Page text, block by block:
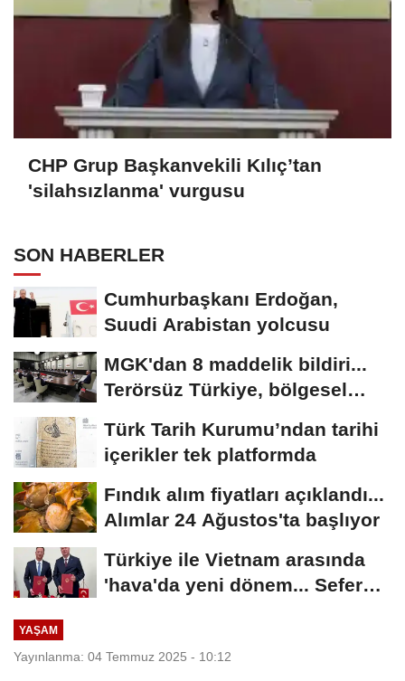
CHP Grup Başkanvekili Kılıç’tan
'silahsızlanma' vurgusu
SON HABERLER
Cumhurbaşkanı Erdoğan,
Suudi Arabistan yolcusu
MGK'dan 8 maddelik bildiri...
Terörsüz Türkiye, bölgesel
Türk Tarih Kurumu’ndan tarihi
içerikler tek platformda
Fındık alım fiyatları açıklandı...
Alımlar 24 Ağustos'ta başlıyor
Türkiye ile Vietnam arasında
'hava'da yeni dönem... Sefer
YAŞAM
Yayınlanma: 04 Temmuz 2025 - 10:12